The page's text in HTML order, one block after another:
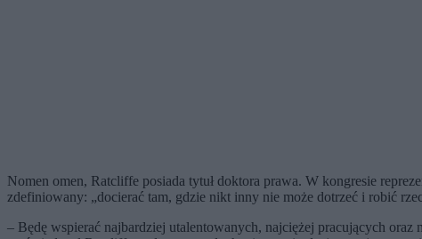
Nomen omen, Ratcliffe posiada tytuł doktora prawa. W kongresie
zdefiniowany: „docierać tam, gdzie nikt inny nie może dotrzeć i robić
– Będę wspierać najbardziej utalentowanych, najciężej pracujących